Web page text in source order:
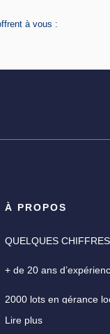
à vous :
À PROPOS
QUELQUES
+ de 20 ans
2000 lots en gérance
Une garantie des
Lire plus